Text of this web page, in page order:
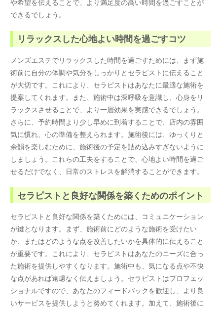
や希望を伝えることで、より満足度の高い時間を過ごすことが
できるでしょう。
リラックスした心地よい時間を過ごすコツ
メンズエステでリラックスした時間を過ごすためには、まず施
術前に自分の体調や気分をしっかりとセラピストに伝えること
が大切です。これにより、セラピストはあなたに最適な施術を
提案してくれます。また、施術中は深呼吸を意識し、心身をリ
ラックスさせることで、より一層効果を実感できるでしょう。
さらに、予約時間より少し早めに到着することで、店内の雰囲
気に慣れ、心の準備を整えられます。施術後には、ゆっくりと
余韻を楽しむために、施術後の予定を詰め込みすぎないように
しましょう。これらの工夫をすることで、心地よい時間を過ご
せるだけでなく、日常のストレスを解消することができます。
セラピストと良好な関係を築くためのポイント
セラピストと良好な関係を築くためには、コミュニケーション
が鍵となります。まず、施術前にどのような施術を受けたい
か、またはどのような点を改善したいかを具体的に伝えること
が重要です。これにより、セラピストはあなたのニーズに合っ
た施術を提供しやすくなります。施術中も、気になる点や不快
な点があれば遠慮なく伝えましょう。セラピストはプロフェッ
ショナルですので、あなたのフィードバックを歓迎し、より良
いサービスを提供しようと努めてくれます。加えて、施術後に